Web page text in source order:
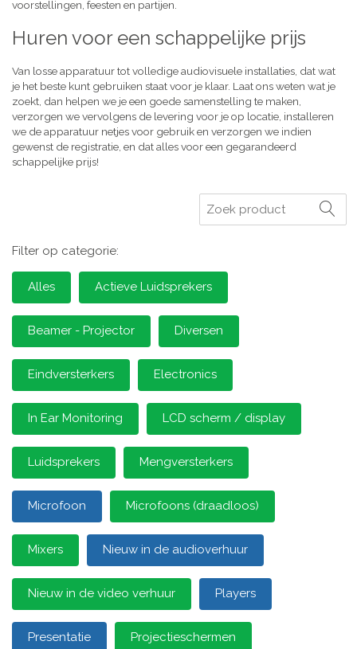
voorstellingen, feesten en partijen.
Huren voor een schappelijke prijs
Van losse apparatuur tot volledige audiovisuele installaties, dat wat
je het beste kunt gebruiken staat voor je klaar. Laat ons weten wat je
zoekt, dan helpen we je een goede samenstelling te maken,
verzorgen we vervolgens de levering voor je op locatie, installeren
we de apparatuur netjes voor gebruik en verzorgen we indien
gewenst de registratie, en dat alles voor een gegarandeerd
schappelijke prijs!
Zoeken
Filter op categorie:
Alles Actieve Luidsprekers
Beamer - Projector Diversen
Eindversterkers Electronics
In Ear Monitoring LCD scherm / display
Luidsprekers Mengversterkers
Microfoon Microfoons (draadloos)
Mixers Nieuw in de audioverhuur
Nieuw in de video verhuur Players
Presentatie Projectieschermen